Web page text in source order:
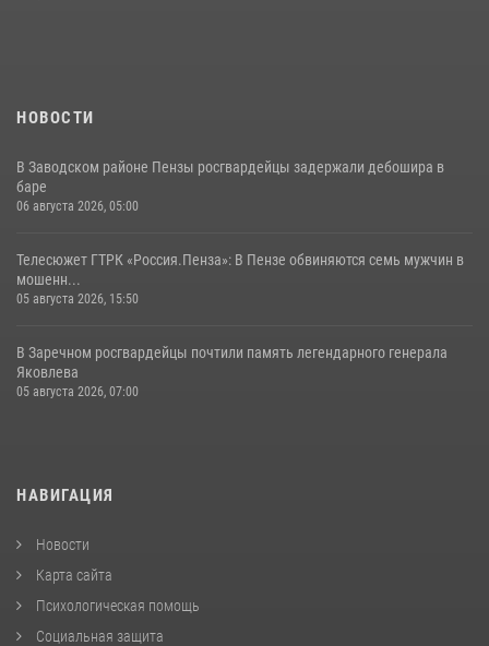
НОВОСТИ
В Заводском районе Пензы росгвардейцы задержали дебошира в
баре
06 августа 2026, 05:00
Телесюжет ГТРК «Россия.Пенза»: В Пензе обвиняются семь мужчин в
мошенн...
05 августа 2026, 15:50
В Заречном росгвардейцы почтили память легендарного генерала
Яковлева
05 августа 2026, 07:00
НАВИГАЦИЯ
Новости
Карта сайта
Психологическая помощь
Социальная защита